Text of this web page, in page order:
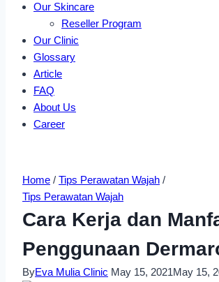
Our Skincare
Reseller Program
Our Clinic
Glossary
Article
FAQ
About Us
Career
Home / Tips Perawatan Wajah /
Tips Perawatan Wajah
Cara Kerja dan
Penggunaan
ByEva Mulia Clinic May 15, 2021May 15,